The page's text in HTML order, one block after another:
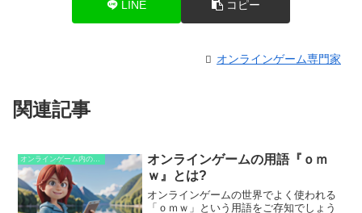
LINE コピー
オンラインゲーム専門家
関連記事
オンラインゲームの用語『ｏｍ
ｗ』とは?
オンラインゲームの世界でよく使われる
「ｏｍｗ」という用語をご存知でしょう